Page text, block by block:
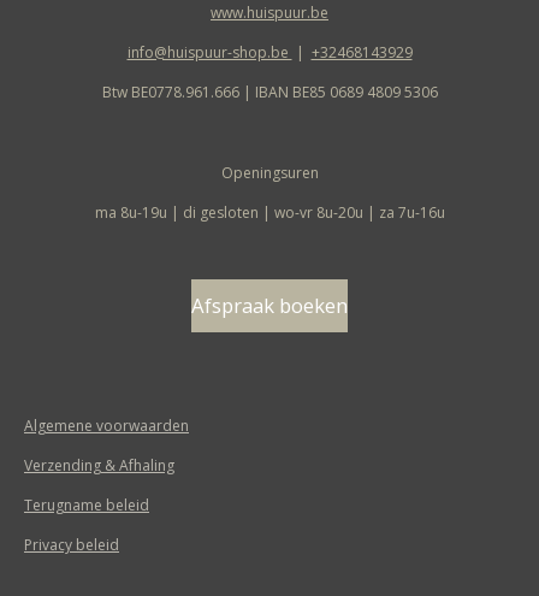
www.huispuur.be
info@huispuur-shop.be | +32468143929
Btw BE0778.961.666 | IBAN BE85 0689 4809 5306
Openingsuren
ma 8u-19u | di gesloten | wo-vr 8u-20u | za 7u-16u
Afspraak boeken
Algemene voorwaarden
Verzending & Afhaling
Terugname beleid
Privacy beleid